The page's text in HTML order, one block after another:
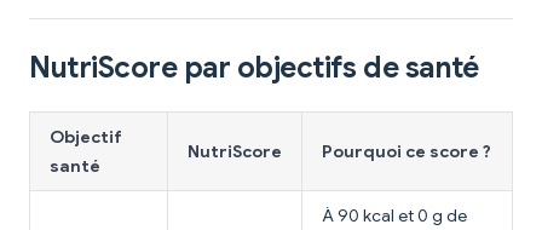
NutriScore par objectifs de santé
Objectif
santé
NutriScore Pourquoi ce score ?
À 90 kcal et 0 g de